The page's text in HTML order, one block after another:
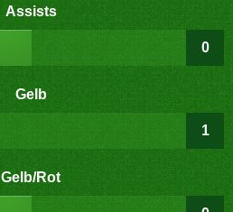
Assists
0
Gelb
1
Gelb/Rot